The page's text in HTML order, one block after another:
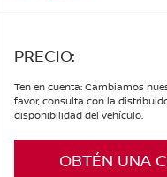
PRECIO:
Ten en cuenta: Cambiamos
favor, consulta con la
disponibilidad del vehículo.
OBTÉN UNA